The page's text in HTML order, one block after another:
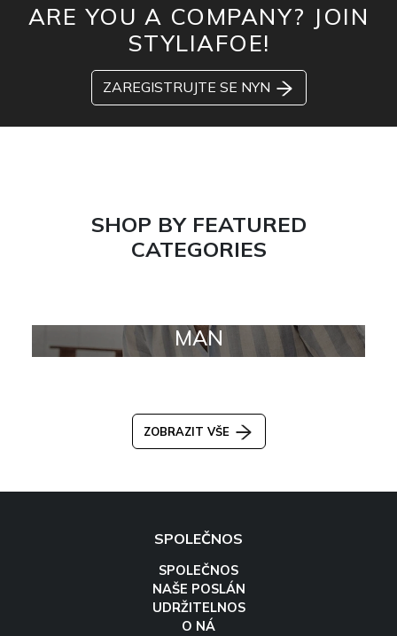
ARE YOU A COMPANY? JOIN
STYLIAFOE!
ZAREGISTRUJTE SE NYN
SHOP BY FEATURED
CATEGORIES
MAN
ZOBRAZIT VŠE
SPOLEČNOS
SPOLEČNOS
NAŠE POSLÁN
UDRŽITELNOS
O NÁ